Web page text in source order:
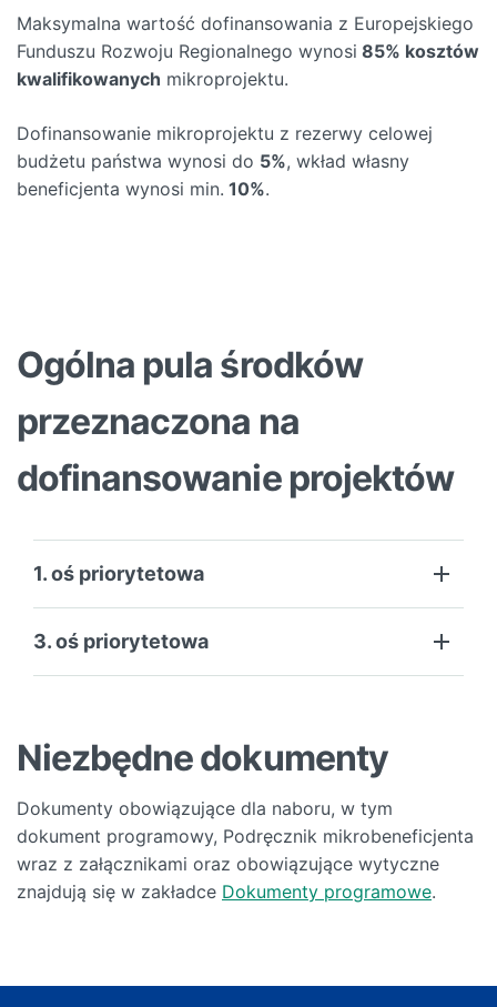
Maksymalna wartość dofinansowania z Europejskiego
Funduszu Rozwoju Regionalnego wynosi 85% kosztów
kwalifikowanych mikroprojektu.
Dofinansowanie mikroprojektu z rezerwy celowej
budżetu państwa wynosi do 5%, wkład własny
beneficjenta wynosi min. 10%.
Ogólna pula środków
przeznaczona na
dofinansowanie projektów
1. oś priorytetowa
3. oś priorytetowa
Niezbędne dokumenty
Dokumenty obowiązujące dla naboru, w tym
dokument programowy, Podręcznik mikrobeneficjenta
wraz z załącznikami oraz obowiązujące wytyczne
znajdują się w zakładce Dokumenty programowe.